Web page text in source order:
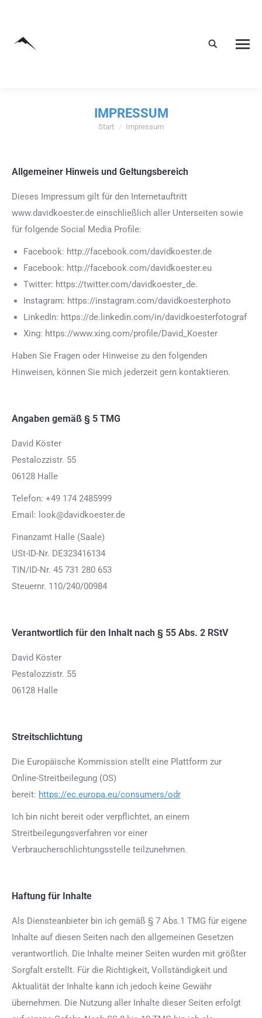
IMPRESSUM
Sie befinden sich hier:
Start Impressum
Allgemeiner Hinweis und Geltungsbereich
Dieses Impressum gilt für den Internetauftritt
www.davidkoester.de einschließlich aller Unterseiten sowie
für folgende Social Media Profile:
Facebook: http://facebook.com/davidkoester.de
Facebook: http://facebook.com/davidkoester.eu
Twitter: https://twitter.com/davidkoester_de.
Instagram: https://instagram.com/davidkoesterphoto
LinkedIn: https://de.linkedin.com/in/davidkoesterfotograf
Xing: https://www.xing.com/profile/David_Koester
Haben Sie Fragen oder Hinweise zu den folgenden
Hinweisen, können Sie mich jederzeit gern kontaktieren.
Angaben gemäß § 5 TMG
David Köster
Pestalozzistr. 55
06128 Halle
Telefon: +49 174 2485999
Email: look@davidkoester.de
Finanzamt Halle (Saale)
USt-ID-Nr. DE323416134
TIN/ID-Nr. 45 731 280 653
Steuernr. 110/240/00984
Verantwortlich für den Inhalt nach § 55 Abs. 2 RStV
David Köster
Pestalozzistr. 55
06128 Halle
Streitschlichtung
Die Europäische Kommission stellt eine Plattform zur
Online-Streitbeilegung (OS)
bereit: https://ec.europa.eu/consumers/odr
Ich bin nicht bereit oder verpflichtet, an einem
Streitbeilegungsverfahren vor einer
Verbraucherschlichtungsstelle teilzunehmen.
Haftung für Inhalte
Als Diensteanbieter bin ich gemäß § 7 Abs.1 TMG für eigene
Inhalte auf diesen Seiten nach den allgemeinen Gesetzen
verantwortlich. Die Inhalte meiner Seiten wurden mit größter
Sorgfalt erstellt. Für die Richtigkeit, Vollständigkeit und
Aktualität der Inhalte kann ich jedoch keine Gewähr
übernehmen. Die Nutzung aller Inhalte dieser Seiten erfolgt